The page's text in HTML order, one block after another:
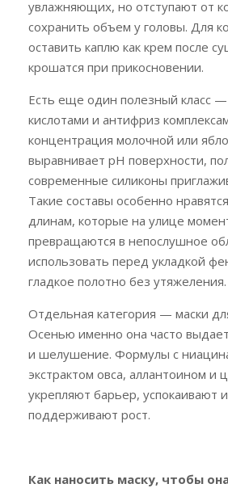
увлажняющих, но отступают от
сохранить объем у головы. Для
оставить каплю как крем после
крошатся при прикосновении.
Есть еще один полезный класс —
кислотами и антифриз
концентрация молочной или
выравнивает pH поверхности,
современные силиконы
Такие составы особенно
длинам, которые на улице
превращаются в непослушное
использовать перед укладкой
гладкое полотно без утяжеления.
Отдельная категория — маски
Осенью именно она часто
и шелушение. Формулы с
экстрактом овса, аллантоином и
укрепляют барьер, успокаивают
поддерживают рост.
Как наносить маску, чтобы